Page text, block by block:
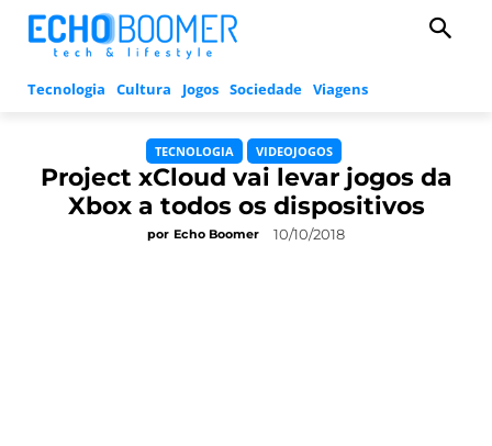
Tecnologia Cultura Jogos Sociedade Viagens
TECNOLOGIA VIDEOJOGOS
Project xCloud vai levar jogos da
Xbox a todos os dispositivos
por Echo Boomer 10/10/2018